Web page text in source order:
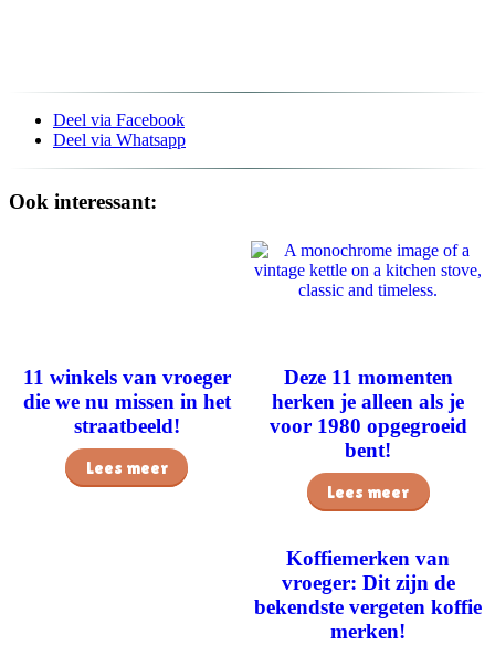
Deel via Facebook
Deel via Whatsapp
Ook interessant:
11 winkels van vroeger
die we nu missen in het
straatbeeld!
Lees meer
Deze 11 momenten
herken je alleen als je
voor 1980 opgegroeid
bent!
Lees meer
Koffiemerken van
vroeger: Dit zijn de
bekendste vergeten koffie
merken!